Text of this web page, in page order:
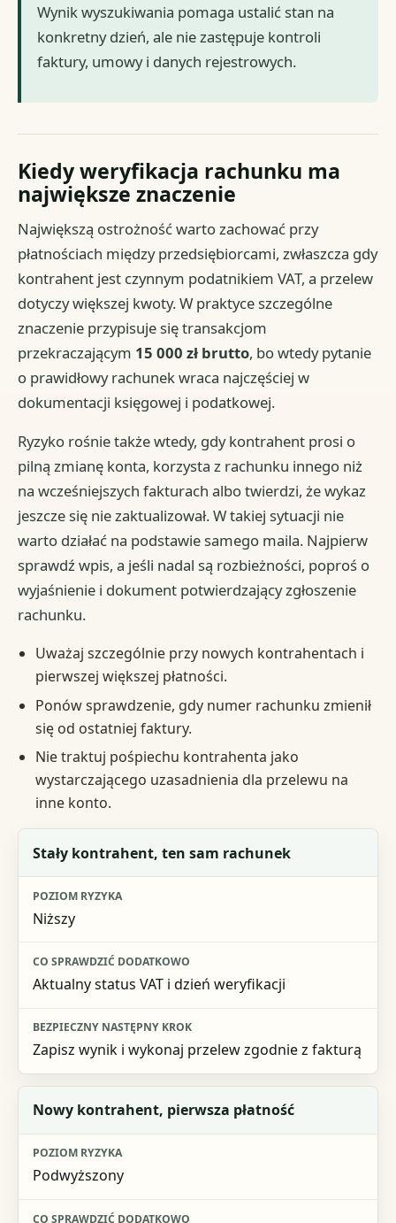
Wynik wyszukiwania pomaga ustalić stan na
konkretny dzień, ale nie zastępuje kontroli
faktury, umowy i danych rejestrowych.
Kiedy weryfikacja rachunku ma
największe znaczenie
Największą ostrożność warto zachować przy
płatnościach między przedsiębiorcami, zwłaszcza gdy
kontrahent jest czynnym podatnikiem VAT, a przelew
dotyczy większej kwoty. W praktyce szczególne
znaczenie przypisuje się transakcjom
przekraczającym 15 000 zł brutto, bo wtedy pytanie
o prawidłowy rachunek wraca najczęściej w
dokumentacji księgowej i podatkowej.
Ryzyko rośnie także wtedy, gdy kontrahent prosi o
pilną zmianę konta, korzysta z rachunku innego niż
na wcześniejszych fakturach albo twierdzi, że wykaz
jeszcze się nie zaktualizował. W takiej sytuacji nie
warto działać na podstawie samego maila. Najpierw
sprawdź wpis, a jeśli nadal są rozbieżności, poproś o
wyjaśnienie i dokument potwierdzający zgłoszenie
rachunku.
Uważaj szczególnie przy nowych kontrahentach i
pierwszej większej płatności.
Ponów sprawdzenie, gdy numer rachunku zmienił
się od ostatniej faktury.
Nie traktuj pośpiechu kontrahenta jako
wystarczającego uzasadnienia dla przelewu na
inne konto.
Sytuacja
Poziom ryzyka
Co sprawdzić dodatkowo
Stały kontrahent, ten sam rachunek
Niższy
Aktualny status VAT i dzień weryfikacji
Zapisz wynik i wykonaj przelew zgodnie z fakturą
Nowy kontrahent, pierwsza płatność
Podwyższony